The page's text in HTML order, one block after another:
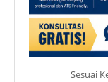
Sesuai